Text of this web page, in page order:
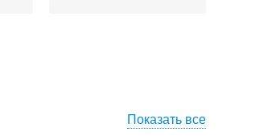
Показать все